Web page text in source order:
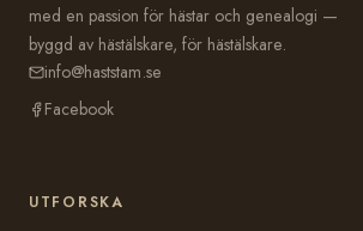
med en passion för hästar och genealogi —
byggd av hästälskare, för hästälskare.
info@haststam.se
Facebook
UTFORSKA